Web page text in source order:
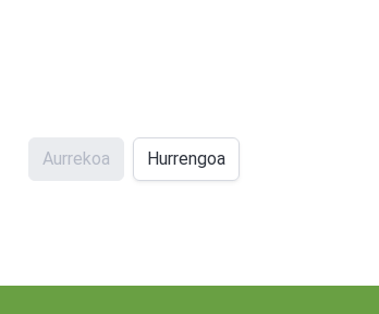
Aurrekoa Hurrengoa